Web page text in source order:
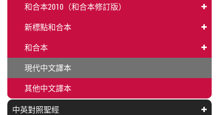
和合本2010（和合本修訂版）
新標點和合本
和合本
現代中文譯本
其他中文譯本
中英對照聖經